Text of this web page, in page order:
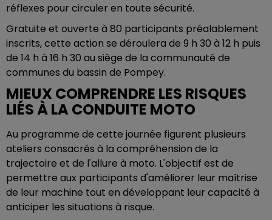
réflexes pour circuler en toute sécurité.
Gratuite et ouverte à 80 participants préalablement
inscrits, cette action se déroulera de 9 h 30 à 12 h puis
de 14 h à 16 h 30 au siège de la communauté de
communes du bassin de Pompey.
MIEUX COMPRENDRE LES RISQUES
LIÉS À LA CONDUITE MOTO
Au programme de cette journée figurent plusieurs
ateliers consacrés à la compréhension de la
trajectoire et de l'allure à moto. L'objectif est de
permettre aux participants d'améliorer leur maîtrise
de leur machine tout en développant leur capacité à
anticiper les situations à risque.